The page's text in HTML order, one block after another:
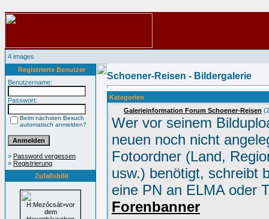
4 images
Registrierte Benutzer
Benutzername:
Passwort:
Beim nächsten Besuch
automatisch anmelden?
» Password vergessen
» Registrierung
Zufallsbild
Schoener-Reisen - Bildergalerie
Kategorien
Galerieinformation Forum Schoener-Reisen
Wer vor seinem
neuen noch nicht
Fotoordner (Land,
usw.) benötigt, schreibt
eine PN an ELMA oder
Forenbanner